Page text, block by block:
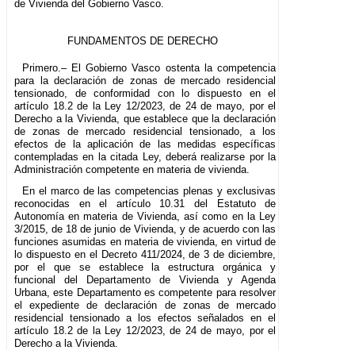
de Vivienda del Gobierno Vasco.
FUNDAMENTOS DE DERECHO
Primero.– El Gobierno Vasco ostenta la competencia
para la declaración de zonas de mercado residencial
tensionado, de conformidad con lo dispuesto en el
artículo 18.2 de la Ley 12/2023, de 24 de mayo, por el
Derecho a la Vivienda, que establece que la declaración
de zonas de mercado residencial tensionado, a los
efectos de la aplicación de las medidas específicas
contempladas en la citada Ley, deberá realizarse por la
Administración competente en materia de vivienda.
En el marco de las competencias plenas y exclusivas
reconocidas en el artículo 10.31 del Estatuto de
Autonomía en materia de Vivienda, así como en la Ley
3/2015, de 18 de junio de Vivienda, y de acuerdo con las
funciones asumidas en materia de vivienda, en virtud de
lo dispuesto en el Decreto 411/2024, de 3 de diciembre,
por el que se establece la estructura orgánica y
funcional del Departamento de Vivienda y Agenda
Urbana, este Departamento es competente para resolver
el expediente de declaración de zonas de mercado
residencial tensionado a los efectos señalados en el
artículo 18.2 de la Ley 12/2023, de 24 de mayo, por el
Derecho a la Vivienda.